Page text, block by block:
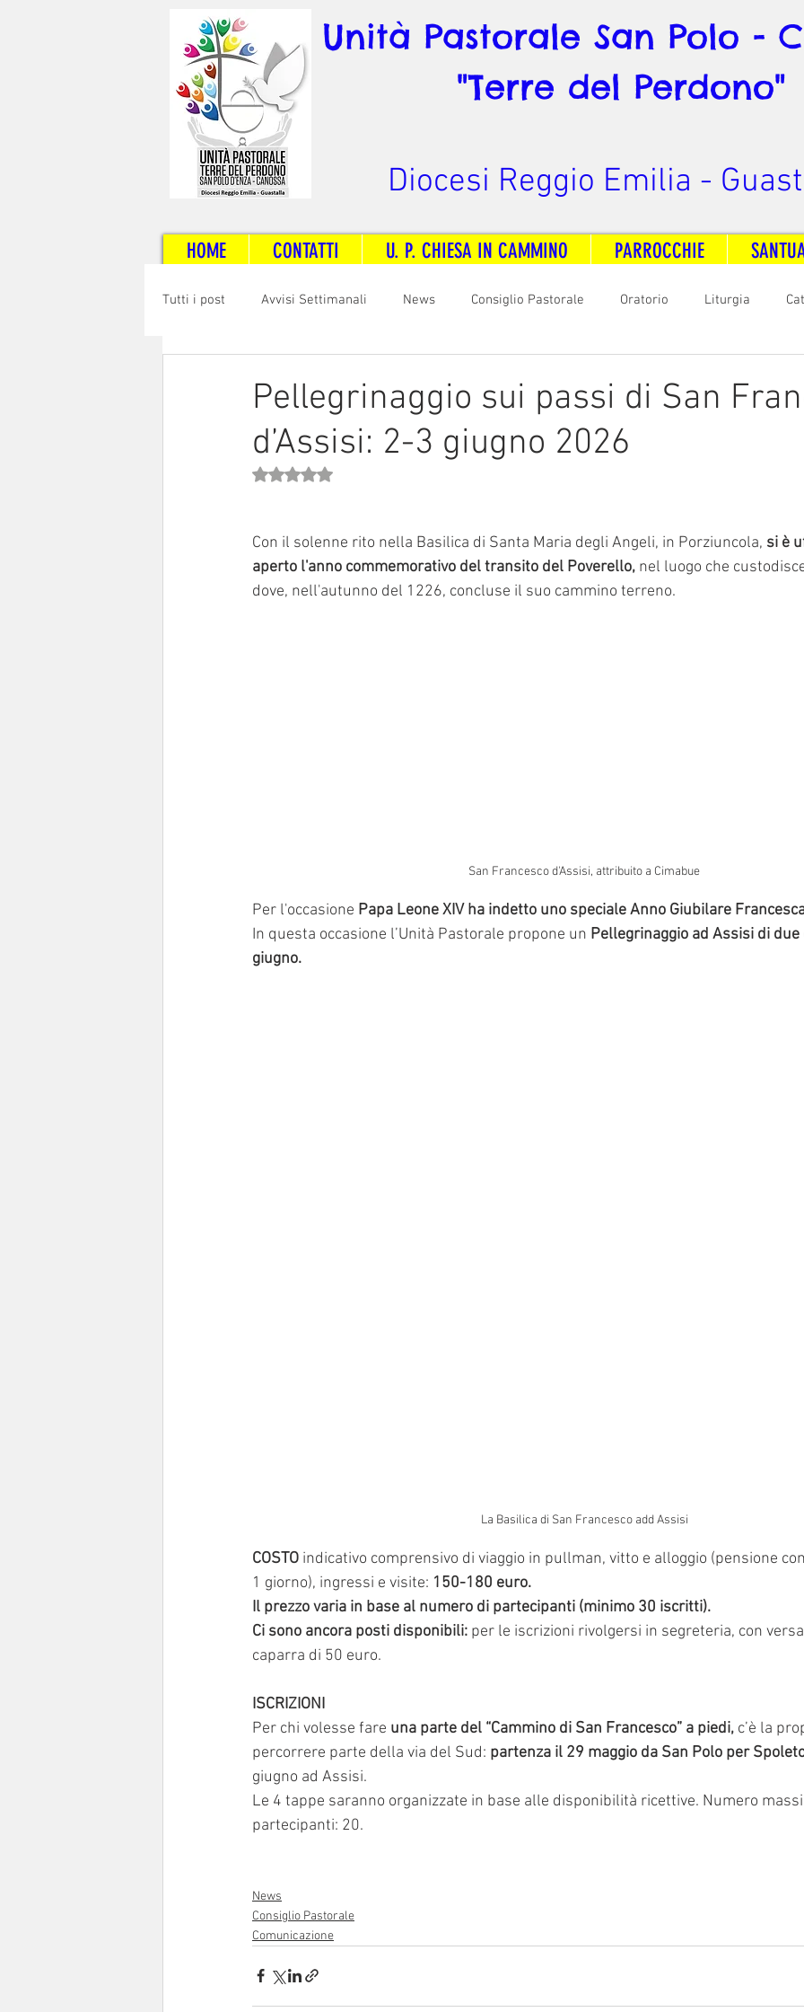
Unità Pastorale San Polo -
"Terre del Perdono"
Diocesi Reggio Emilia -
HOME CONTATTI U. P. CHIESA IN CAMMINO PARROCCHIE
Tutti i post Avvisi Settimanali News Consiglio Pastorale Oratorio Liturgia
Sinodo 2021-23 Anziani e ammalati
Pellegrinaggio sui passi di San
d’Assisi: 2-3 giugno 2026
Valutazione NaN stelle su 5.
Con il solenne rito nella Basilica di Santa Maria degli Angeli, in Porziuncola, si è
aperto l'anno commemorativo del transito del Poverello, nel luogo che
dove, nell'autunno del 1226, concluse il suo cammino terreno.
San Francesco d'Assisi, attribuito a Cimabue
Per l'occasione Papa Leone XIV ha indetto uno speciale Anno Giubilare
In questa occasione l’Unità Pastorale propone un Pellegrinaggio ad Assisi di due
giugno.
La Basilica di San Francesco add Assisi
COSTO indicativo comprensivo di viaggio in pullman, vitto e alloggio (pensione
1 giorno), ingressi e visite: 150-180 euro.
Il prezzo varia in base al numero di partecipanti (minimo 30 iscritti).
Ci sono ancora posti disponibili: per le iscrizioni rivolgersi in segreteria, con
caparra di 50 euro.
ISCRIZIONI
Per chi volesse fare una parte del “Cammino di San Francesco” a piedi, c’è la
percorrere parte della via del Sud: partenza il 29 maggio da San Polo per
giugno ad Assisi.
Le 4 tappe saranno organizzate in base alle disponibilità ricettive. Numero
partecipanti: 20.
News
Consiglio Pastorale
Comunicazione